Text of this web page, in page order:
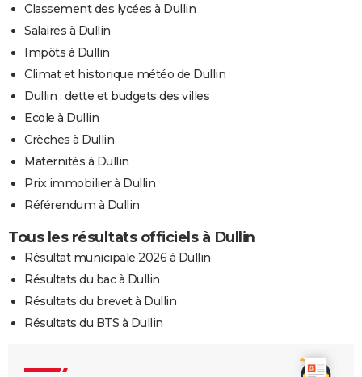
Classement des lycées à Dullin
Salaires à Dullin
Impôts à Dullin
Climat et historique météo de Dullin
Dullin : dette et budgets des villes
Ecole à Dullin
Crèches à Dullin
Maternités à Dullin
Prix immobilier à Dullin
Référendum à Dullin
Tous les résultats officiels à Dullin
Résultat municipale 2026 à Dullin
Résultats du bac à Dullin
Résultats du brevet à Dullin
Résultats du BTS à Dullin